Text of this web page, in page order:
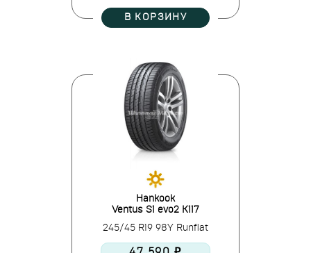
В КОРЗИНУ
Hankook
Ventus S1 evo2 K117
245/45 R19 98Y Runflat